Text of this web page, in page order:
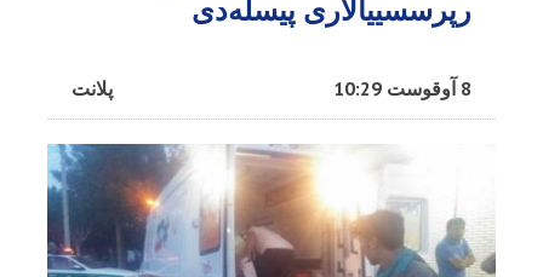
رپرسسییالاری پیسله‌دی
پلانت 8 آوقوست 10:29